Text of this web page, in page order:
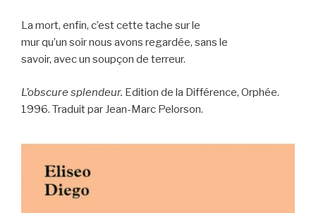
La mort, enfin, c’est cette tache sur le
mur qu’un soir nous avons regardée, sans le
savoir, avec un soupçon de terreur.
L’obscure splendeur. Edition de la Différence, Orphée.
1996. Traduit par Jean-Marc Pelorson.